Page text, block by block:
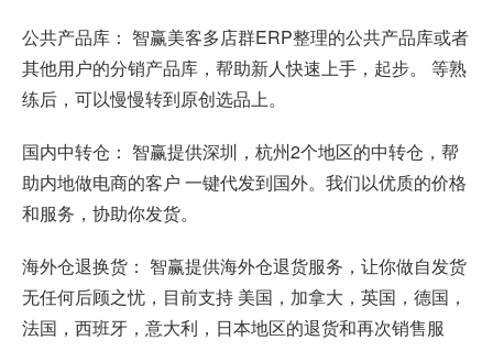
公共产品库： 智赢美客多店群ERP整理的公共产品库或者
其他用户的分销产品库，帮助新人快速上手，起步。 等熟
练后，可以慢慢转到原创选品上。
国内中转仓： 智赢提供深圳，杭州2个地区的中转仓，帮
助内地做电商的客户 一键代发到国外。我们以优质的价格
和服务，协助你发货。
海外仓退换货： 智赢提供海外仓退货服务，让你做自发货
无任何后顾之忧，目前支持 美国，加拿大，英国，德国，
法国，西班牙，意大利，日本地区的退货和再次销售服